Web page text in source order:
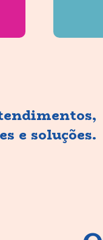
e soluções.